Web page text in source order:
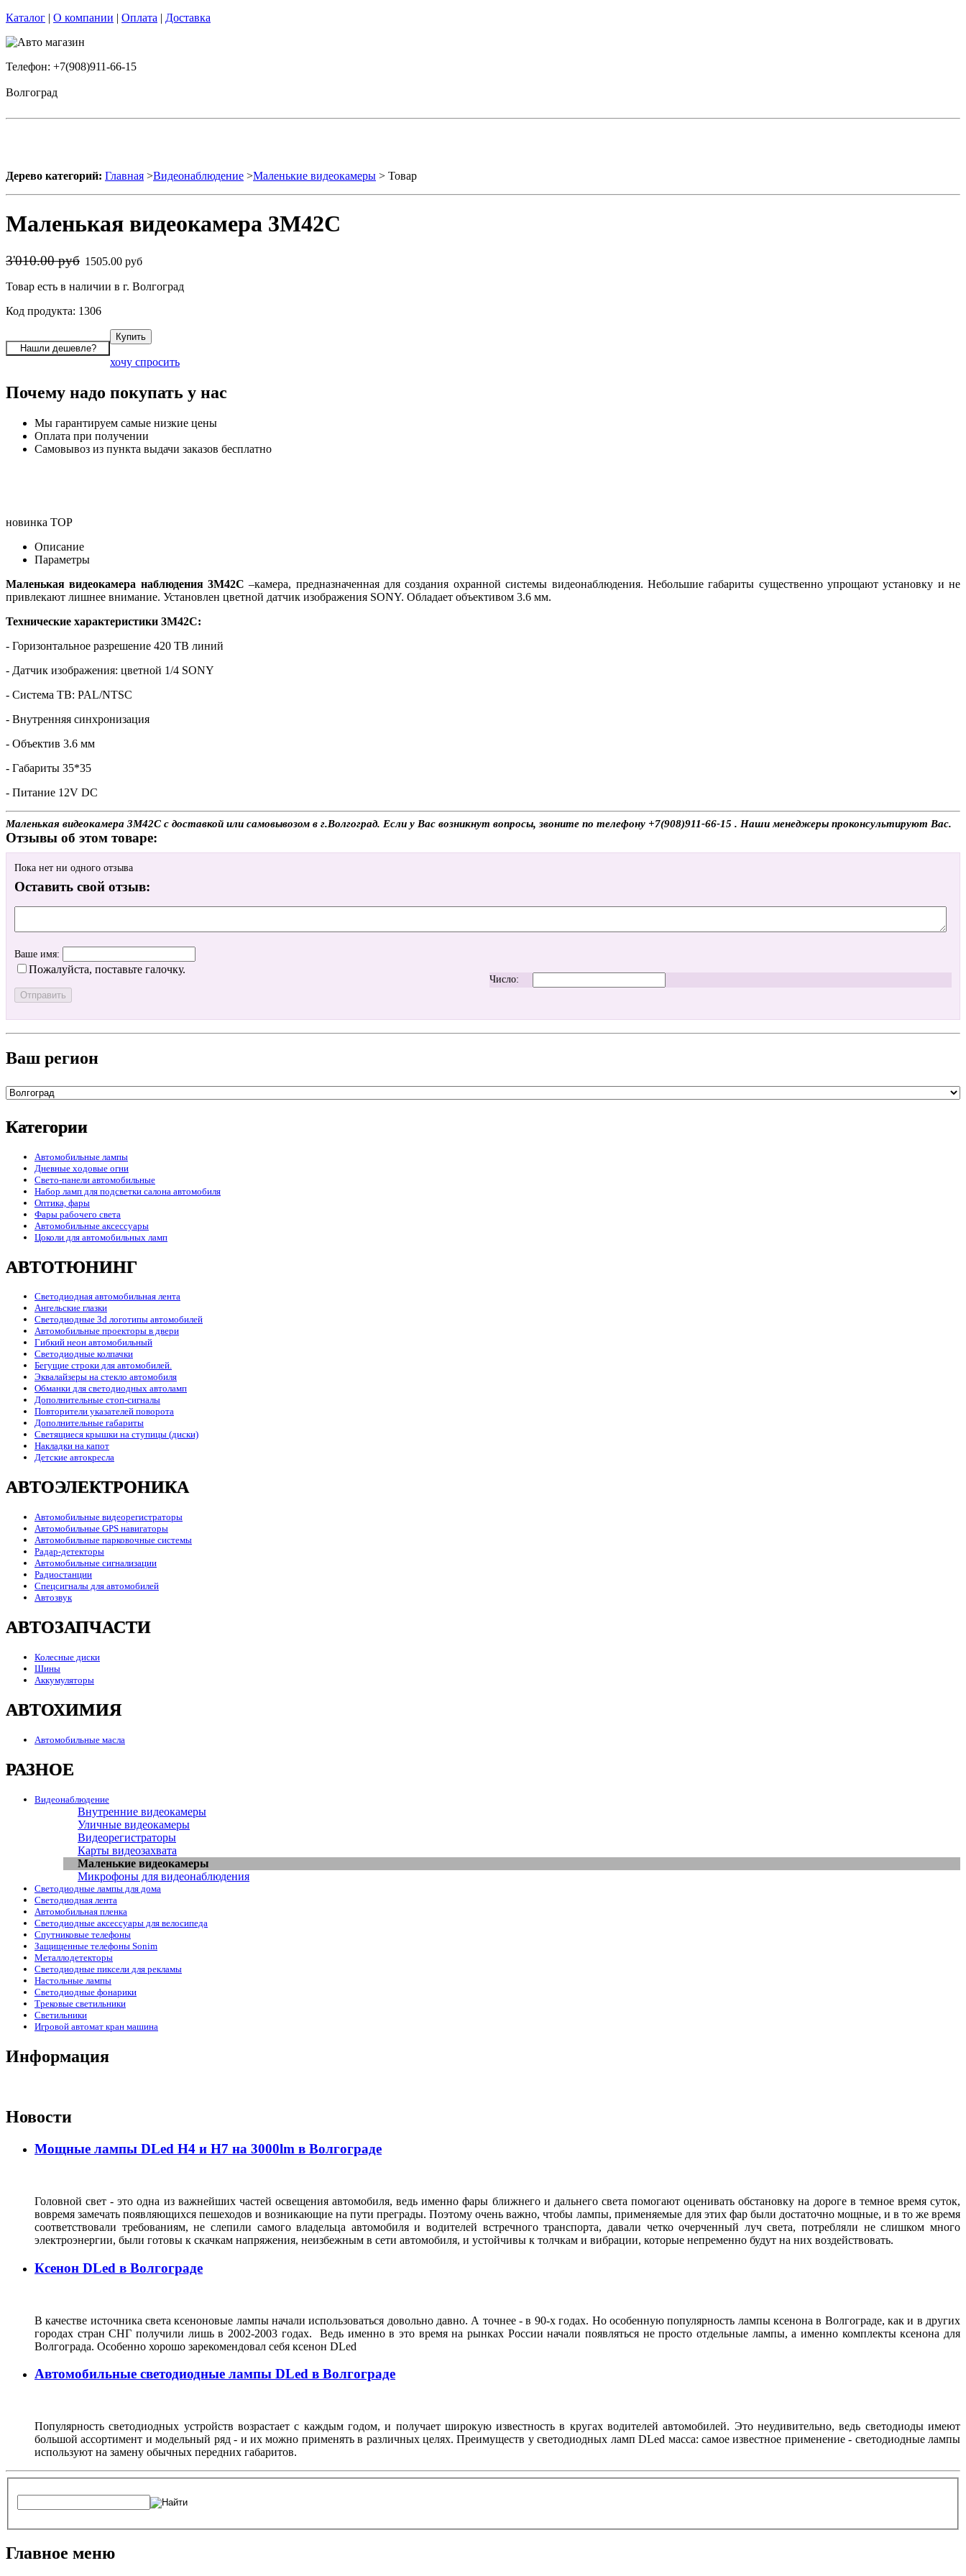
Каталог | О компании | Оплата | Доставка
Телефон: +7(908)911-66-15
Волгоград
Дерево категорий: Главная >Видеонаблюдение >Маленькие видеокамеры > Товар
Маленькая видеокамера 3M42C
3'010.00 руб 1505.00 руб
Товар есть в наличии в г. Волгоград
Код продукта: 1306
хочу спросить
Почему надо покупать у нас
Мы гарантируем самые низкие цены
Оплата при получении
Самовывоз из пункта выдачи заказов бесплатно
новинка TOP
Описание
Параметры
Маленькая видеокамера наблюдения 3M42C –камера, предназначенная для создания охранной системы видеонаблюдения. Небольшие габариты существенно упрощают установку и не
привлекают лишнее внимание. Установлен цветной датчик изображения SONY. Обладает объективом 3.6 мм.
Технические характеристики 3M42C:
- Горизонтальное разрешение 420 ТВ линий
- Датчик изображения: цветной 1/4 SONY
- Система ТВ: PAL/NTSC
- Внутренняя синхронизация
- Объектив 3.6 мм
- Габариты 35*35
- Питание 12V DC
Маленькая видеокамера 3M42C с доставкой или самовывозом в г.Волгоград. Если у Вас возникнут вопросы, звоните по телефону +7(908)911-66-15 . Наши менеджеры проконсультируют Вас.
Отзывы об этом товаре:
Пока нет ни одного отзыва
Оставить свой отзыв:
Ваше имя:
Пожалуйста, поставьте галочку.
Число:
Ваш регион
Категории
Автомобильные лампы
Дневные ходовые огни
Свето-панели автомобильные
Набор ламп для подсветки салона автомобиля
Оптика, фары
Фары рабочего света
Автомобильные аксессуары
Цоколи для автомобильных ламп
АВТОТЮНИНГ
Светодиодная автомобильная лента
Ангельские глазки
Светодиодные 3d логотипы автомобилей
Автомобильные проекторы в двери
Гибкий неон автомобильный
Светодиодные колпачки
Бегущие строки для автомобилей.
Эквалайзеры на стекло автомобиля
Обманки для светодиодных автоламп
Дополнительные стоп-сигналы
Повторители указателей поворота
Дополнительные габариты
Светящиеся крышки на ступицы (диски)
Накладки на капот
Детские автокресла
АВТОЭЛЕКТРОНИКА
Автомобильные видеорегистраторы
Автомобильные GPS навигаторы
Автомобильные парковочные системы
Радар-детекторы
Автомобильные сигнализации
Радиостанции
Спецсигналы для автомобилей
Автозвук
АВТОЗАПЧАСТИ
Колесные диски
Шины
Аккумуляторы
АВТОХИМИЯ
Автомобильные масла
РАЗНОЕ
Видеонаблюдение
Внутренние видеокамеры
Уличные видеокамеры
Видеорегистраторы
Карты видеозахвата
Маленькие видеокамеры
Микрофоны для видеонаблюдения
Светодиодные лампы для дома
Светодиодная лента
Автомобильная пленка
Светодиодные аксессуары для велосипеда
Спутниковые телефоны
Защищенные телефоны Sonim
Металлодетекторы
Светодиодные пиксели для рекламы
Настольные лампы
Светодиодные фонарики
Трековые светильники
Светильники
Игровой автомат кран машина
Информация
Новости
Мощные лампы DLed H4 и H7 на 3000lm в Волгограде
Головной свет - это одна из важнейших частей освещения автомобиля, ведь именно фары ближнего и дальнего света помогают оценивать обстановку на дороге в темное время суток,
вовремя замечать появляющихся пешеходов и возникающие на пути преграды. Поэтому очень важно, чтобы лампы, применяемые для этих фар были достаточно мощные, и в то же время
соответствовали требованиям, не слепили самого владельца автомобиля и водителей встречного транспорта, давали четко очерченный луч света, потребляли не слишком много
электроэнергии, были готовы к скачкам напряжения, неизбежным в сети автомобиля, и устойчивы к толчкам и вибрации, которые непременно будут на них воздействовать.
Ксенон DLed в Волгограде
В качестве источника света ксеноновые лампы начали использоваться довольно давно. А точнее - в 90-х годах. Но особенную популярность лампы ксенона в Волгограде, как и в других
городах стран СНГ получили лишь в 2002-2003 годах. Ведь именно в это время на рынках России начали появляться не просто отдельные лампы, а именно комплекты ксенона для
Волгограда. Особенно хорошо зарекомендовал себя ксенон DLed
Автомобильные светодиодные лампы DLed в Волгограде
Популярность светодиодных устройств возрастает с каждым годом, и получает широкую известность в кругах водителей автомобилей. Это неудивительно, ведь светодиоды имеют
большой ассортимент и модельный ряд - и их можно применять в различных целях. Преимуществ у светодиодных ламп DLed масса: самое известное применение - светодиодные лампы
используют на замену обычных передних габаритов.
Главное меню